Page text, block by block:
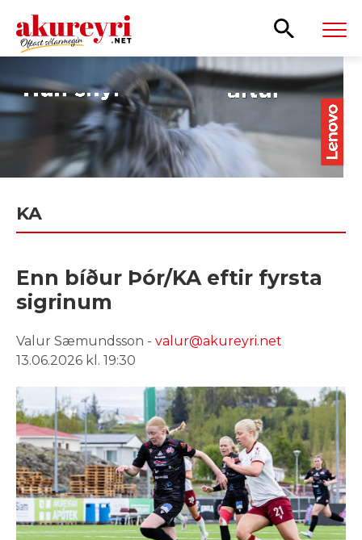
Leita
KA
Enn bíður Þór/KA eftir fyrsta
sigrinum
Valur Sæmundsson - valur@akureyri.net
13.06.2026 kl. 19:30